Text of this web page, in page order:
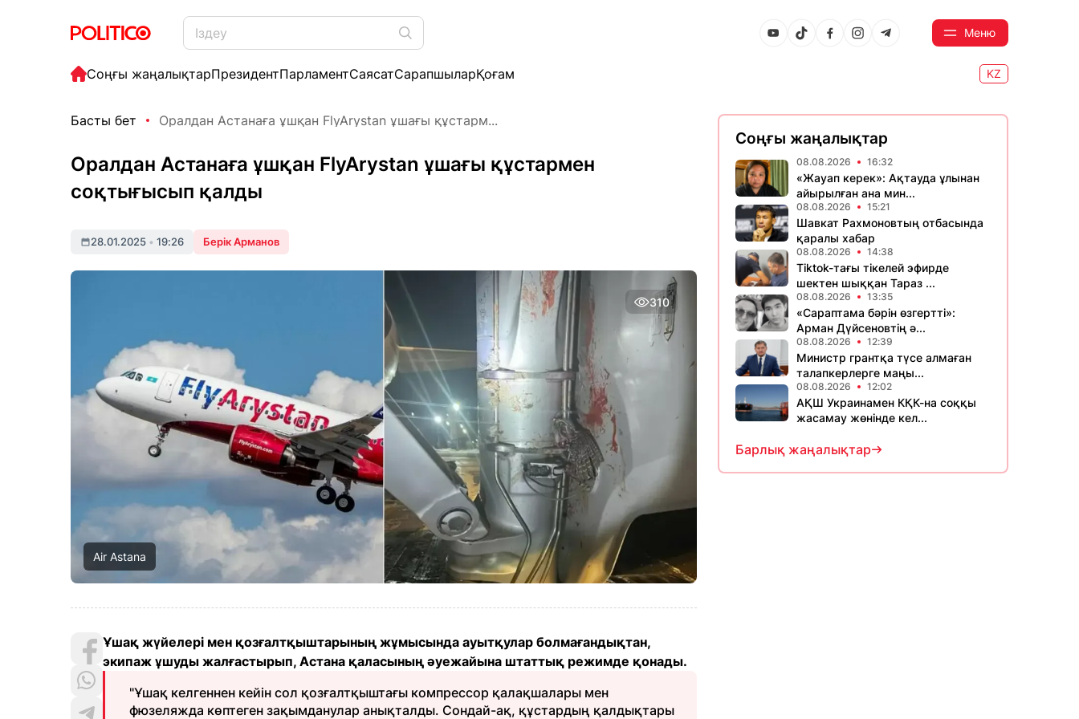
Меню
Соңғы жаңалықтарПрезидентПарламентСаясатСарапшыларҚоғам KZ
Басты бет Оралдан Астанаға ұшқан FlyArystan ұшағы құстарм...
Оралдан Астанаға ұшқан FlyArystan ұшағы құстармен
соқтығысып қалды
28.01.2025 • 19:26 Берік Арманов
310
Air Astana
Ұшақ жүйелері мен қозғалтқыштарының жұмысында ауытқулар болмағандықтан,
экипаж ұшуды жалғастырып, Астана қаласының әуежайына штаттық режимде қонады.
"Ұшақ келгеннен кейін сол қозғалтқыштағы компрессор қалақшалары мен
фюзеляжда көптеген зақымданулар анықталды. Сондай-ақ, құстардың қалдықтары
Соңғы жаңалықтар
08.08.2026 16:32
«Жауап керек»: Ақтауда ұлынан
айырылған ана мин...
08.08.2026 15:21
Шавкат Рахмоновтың отбасында
қаралы хабар
08.08.2026 14:38
Tiktok-тағы тікелей эфирде
шектен шыққан Тараз ...
08.08.2026 13:35
«Сараптама бәрін өзгертті»:
Арман Дүйсеновтің ә...
08.08.2026 12:39
Министр грантқа түсе алмаған
талапкерлерге маңы...
08.08.2026 12:02
АҚШ Украинамен КҚК-на соққы
жасамау жөнінде кел...
Барлық жаңалықтар